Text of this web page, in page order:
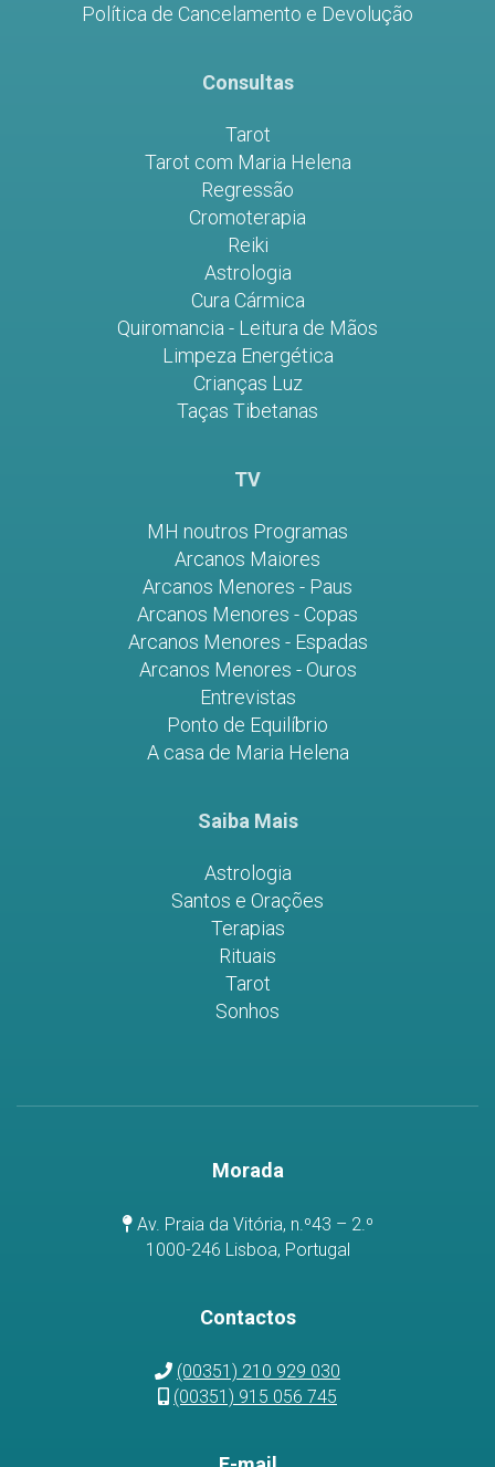
Política de Cancelamento e Devolução
Consultas
Tarot
Tarot com Maria Helena
Regressão
Cromoterapia
Reiki
Astrologia
Cura Cármica
Quiromancia - Leitura de Mãos
Limpeza Energética
Crianças Luz
Taças Tibetanas
TV
MH noutros Programas
Arcanos Maiores
Arcanos Menores - Paus
Arcanos Menores - Copas
Arcanos Menores - Espadas
Arcanos Menores - Ouros
Entrevistas
Ponto de Equilíbrio
A casa de Maria Helena
Saiba Mais
Astrologia
Santos e Orações
Terapias
Rituais
Tarot
Sonhos
Morada
Av. Praia da Vitória, n.º43 – 2.º
1000-246 Lisboa, Portugal
Contactos
(00351) 210 929 030
(00351) 915 056 745